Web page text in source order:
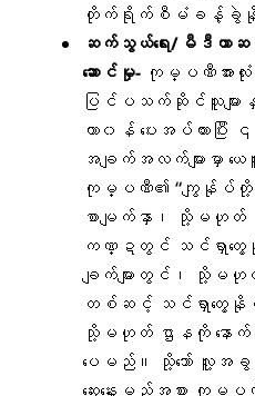
တိုက်ရိုက်စီမံခန့်ခွဲ
ဆက်သွယ်ရေး/မီဒီယာဆ
ဆောင်မှု- ကုမ္ပဏီအားလုံ
ပြင်ပသက်ဆိုင်သူမျ
တာ၀န် ပေးအပ်ထား
အချက်အလက်များမှာ ယ
ကုမ္ပဏီ၏ “ကျွန်ု
စာမျက်နှာ၊ သို့မဟု
ကဏ္ဍတွင် သင်ရှာတွ
ချက်များတွင်၊ သို့မဟုတ်
တစ်ဆင့် သင်ရှာတွေ့
သို့မဟုတ် ဌာနကို နော
ပေမည်။ သို့သော် လူ့အခွ
ဆွေးနွေးမည့်အစား ကု